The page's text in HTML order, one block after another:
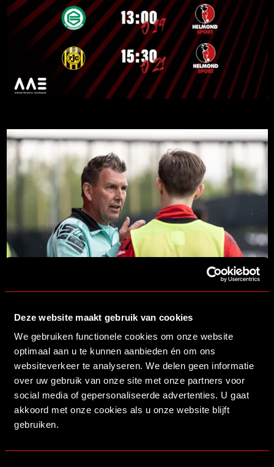
Deze website maakt gebruik van cookies
We gebruiken functionele cookies om onze website
optimaal aan u te kunnen aanbieden én om ons
websiteverkeer te analyseren. We delen geen informatie
over uw gebruik van onze site met onze partners voor
social media of gepersonaliseerde advertenties. U gaat
akkoord met onze cookies als u onze website blijft
gebruiken.
STAF HELMOND SPORT ACADEMIE VOOR SEIZOEN 2026/2027
LEES MEER